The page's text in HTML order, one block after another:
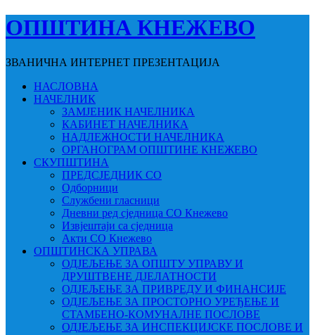
ОПШТИНА КНЕЖЕВО
ЗВАНИЧНА ИНТЕРНЕТ ПРЕЗЕНТАЦИЈА
НАСЛОВНА
НАЧЕЛНИК
ЗАМЈЕНИК НАЧЕЛНИКА
КАБИНЕТ НАЧЕЛНИКА
НАДЛЕЖНОСТИ НАЧЕЛНИКА
ОРГАНОГРАМ ОПШТИНЕ КНЕЖЕВО
СКУПШТИНА
ПРЕДСЈЕДНИК СО
Одборници
Службени гласници
Дневни ред сједница СО Кнежево
Извјештаји са сједница
Акти СО Кнежево
ОПШТИНСКА УПРАВА
ОДЈЕЉЕЊЕ ЗА ОПШТУ УПРАВУ И
ДРУШТВЕНЕ ДЈЕЛАТНОСТИ
ОДЈЕЉЕЊЕ ЗА ПРИВРЕДУ И ФИНАНСИЈЕ
ОДЈЕЉЕЊЕ ЗА ПРОСТОРНО УРЕЂЕЊЕ И
СТАМБЕНО-КОМУНАЛНЕ ПОСЛОВЕ
ОДЈЕЉЕЊЕ ЗА ИНСПЕКЦИЈСКЕ ПОСЛОВЕ И